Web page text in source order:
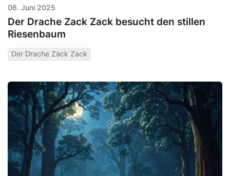
06. Juni 2025
Der Drache Zack Zack besucht den stillen
Riesenbaum
Der Drache Zack Zack